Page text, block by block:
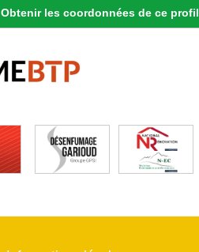
Obtenir les coordonnées de ce profil